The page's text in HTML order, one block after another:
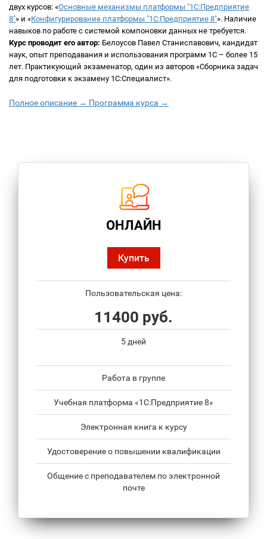
двух курсов: «Основные механизмы платформы "1С:Предприятие
8"» и «Конфигурирование платформы "1С:Предприятие 8"». Наличие
навыков по работе с системой компоновки данных не требуется.
Курс проводит его автор: Белоусов Павел Станиславович, кандидат
наук, опыт преподавания и использования программ 1С – более 15
лет. Практикующий экзаменатор, один из авторов «Сборника задач
для подготовки к экзамену 1С:Специалист».
Полное описание → Программа курса →
ОНЛАЙН
Купить
Пользовательская цена:
11400 руб.
5 дней
Работа в группе
Учебная платформа «1С:Предприятие 8»
Электронная книга к курсу
Удостоверение о повышении квалификации
Общение с преподавателем по электронной
почте